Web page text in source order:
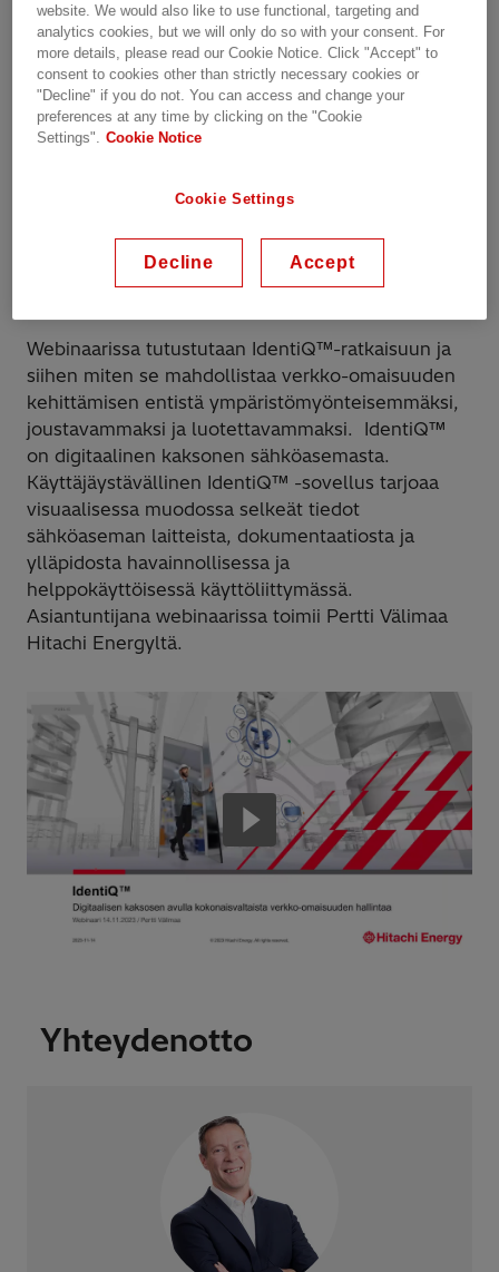
Katso
digitaalisen kaksosen avulla
kokonaisvaltaista verkko-
omaisuuden hallintaa
Webinaarissa tutustutaan IdentiQ™-ratkaisuun ja
siihen miten se mahdollistaa verkko-omaisuuden
kehittämisen entistä ympäristömyönteisemmäksi,
joustavammaksi ja luotettavammaksi. IdentiQ™
on digitaalinen kaksonen sähköasemasta.
Käyttäjäystävällinen IdentiQ™ -sovellus tarjoaa
visuaalisessa muodossa selkeät tiedot
sähköaseman laitteista, dokumentaatiosta ja
ylläpidosta havainnollisessa ja
helppokäyttöisessä käyttöliittymässä.
Asiantuntijana webinaarissa toimii Pertti Välimaa
Hitachi Energyltä.
Yhteydenotto
website. We would also like to use functional, targeting and
analytics cookies, but we will only do so with your consent. For
more details, please read our Cookie Notice. Click "Accept" to
consent to cookies other than strictly necessary cookies or
"Decline" if you do not. You can access and change your
preferences at any time by clicking on the "Cookie
Settings". Cookie Notice
Cookie Settings
Decline Accept